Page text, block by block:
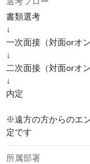
書類選考
↓
一次面接（対面orオ
↓
二次面接（対面orオン
↓
内定
※遠方の方からのエ
定です
所属部署